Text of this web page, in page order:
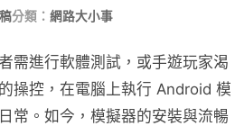
分類： 網路大小事
需進行軟體測試，或手遊玩家渴
操控，在電腦上執行 Android 模
常。如今，模擬器的安裝與流暢